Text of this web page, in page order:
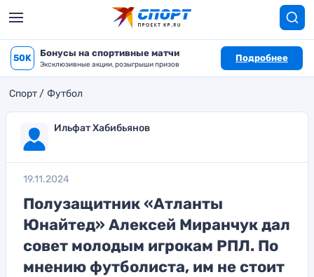
50K Бонусы на спортивные матчи
Эксклюзивные акции, розыгрыши призов
Подробнее
Спорт Футбол
Ильфат Хабибьянов
19.11.2024
Полузащитник «Атланты
Юнайтед» Алексей Миранчук дал
совет молодым игрокам РПЛ. По
мнению футболиста, им не стоит